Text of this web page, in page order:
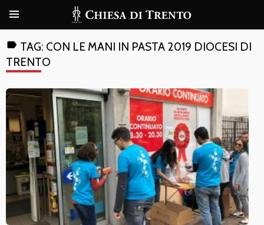
label TAG: CON LE MANI IN PASTA 2019 DIOCESI DI
TRENTO